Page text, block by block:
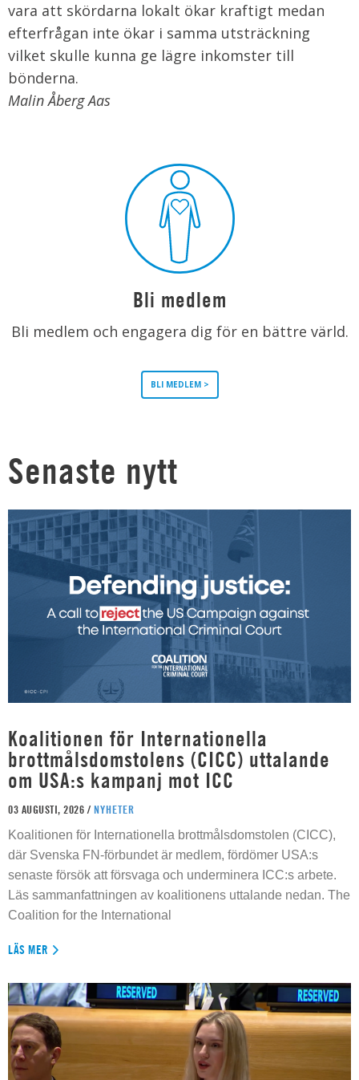
vara att skördarna lokalt ökar kraftigt medan
efterfrågan inte ökar i samma utsträckning
vilket skulle kunna ge lägre inkomster till
bönderna.
Malin Åberg Aas
Bli medlem
Bli medlem och engagera dig för en bättre värld.
BLI MEDLEM >
Senaste nytt
Koalitionen för Internationella
brottmålsdomstolens (CICC) uttalande
om USA:s kampanj mot ICC
03 AUGUSTI, 2026 / NYHETER
Koalitionen för Internationella brottmålsdomstolen (CICC),
där Svenska FN-förbundet är medlem, fördömer USA:s
senaste försök att försvaga och underminera ICC:s arbete.
Läs sammanfattningen av koalitionens uttalande nedan. The
Coalition for the International
LÄS MER